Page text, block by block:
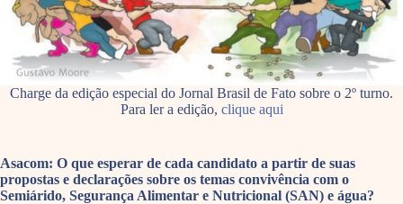
Charge da edição especial do Jornal Brasil de Fato sobre o 2º turno.
Para ler a edição, clique aqui
Asacom: O que esperar de cada candidato a partir de suas
propostas e declarações sobre os temas convivência com o
Semiárido, Segurança Alimentar e Nutricional (SAN) e água?